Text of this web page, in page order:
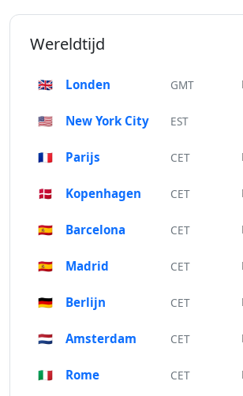
Wereldtijd
🇬🇧 Londen GMT
🇺🇸 New York City EST
🇫🇷 Parijs CET
🇩🇰 Kopenhagen CET
🇪🇸 Barcelona CET
🇪🇸 Madrid CET
🇩🇪 Berlijn CET
🇳🇱 Amsterdam CET
🇮🇹 Rome CET